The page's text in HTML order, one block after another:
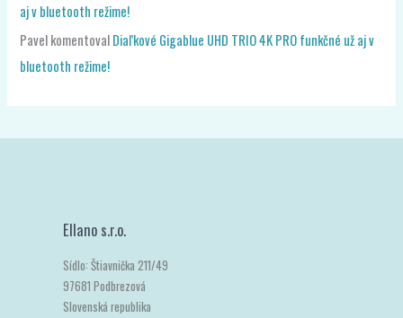
aj v bluetooth režime!
PavelkomentovalDiaľkové Gigablue UHD TRIO 4K PRO funkčné už aj v
bluetooth režime!
Ellano s.r.o.
Sídlo: Štiavnička 211/49
97681 Podbrezová
Slovenská republika